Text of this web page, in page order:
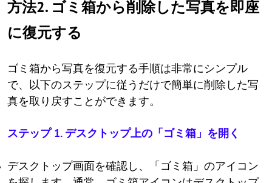
方法2. ゴミ箱から削除した写真を即座
に復元する
ゴミ箱から写真を復元する手順は非常にシンプル
で、以下のステップに従うだけで簡単に削除した写
真を取り戻すことができます。
ステップ 1. デスクトップ上の「ゴミ箱」を開く
デスクトップ画面を確認し、「ゴミ箱」のアイコン